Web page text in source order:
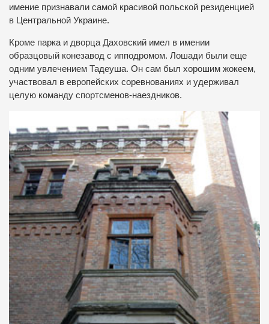
имение признавали самой красивой польской резиденцией
в Центральной Украине.
Кроме парка и дворца Даховский имел в имении
образцовый конезавод с ипподромом. Лошади были еще
одним увлечением Тадеуша. Он сам был хорошим жокеем,
участвовал в европейских соревнованиях и удерживал
целую команду спортсменов-наездников.